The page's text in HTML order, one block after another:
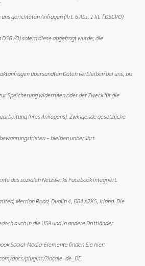
gerichteten Anfragen (Art. 6 Abs. 1 lit. f DSGVO)
sofern diese abgefragt wurde; die
übersandten Daten verbleiben bei uns, bis
Speicherung widerrufen oder der Zweck für die
Ihres Anliegens). Zwingende gesetzliche
– bleiben unberührt.
des sozialen Netzwerks Facebook integriert.
Merrion Road, Dublin 4, D04 X2K5, Irland. Die
auch in die USA und in andere Drittländer
Social-Media-Elemente finden Sie hier:
docs/plugins/?locale=de_DE.